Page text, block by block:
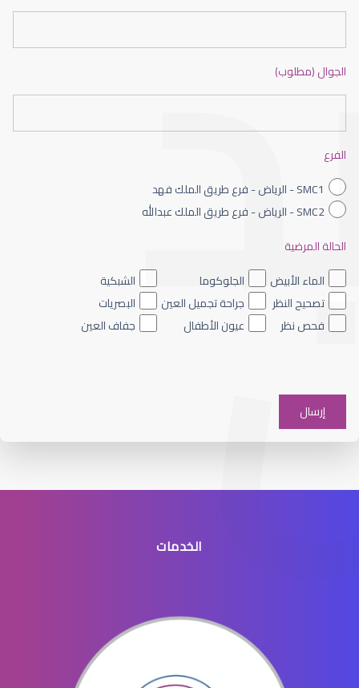
طبيب عيون شمال الرياض
طبيب عيون الرياض
افضل طبيب عيون جنوب الرياض
الجوال (مطلوب)
الفرع
SMC1 - الرياض - فرع طريق الملك فهد
SMC2 - الرياض - فرع طريق الملك عبدالله
الحالة المرضية
الماء الأبيض
الجلوكوما
الشبكية
تصحيح النظر
جراحة تجميل العين
البصريات
فحص نظر
عيون الأطفال جفاف العين
الخدمات